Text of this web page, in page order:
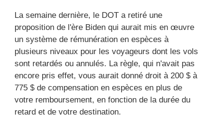
La semaine dernière, le DOT a retiré une
proposition de l'ère Biden qui aurait mis en œuvre
un système de rémunération en espèces à
plusieurs niveaux pour les voyageurs dont les vols
sont retardés ou annulés. La règle, qui n'avait pas
encore pris effet, vous aurait donné droit à 200 $ à
775 $ de compensation en espèces en plus de
votre remboursement, en fonction de la durée du
retard et de votre destination.